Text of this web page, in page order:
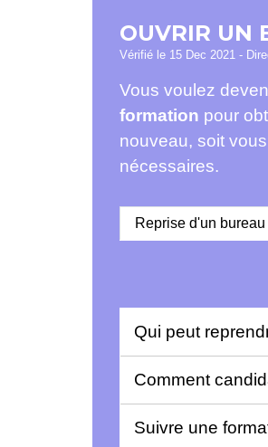
OUVRIR UN
Vérifié le 15 Dec 2021 -
Vous voulez
formation pour
nouveau, soit
nécessaires.
Reprise d'un
Qui peut
Comment
Suivre une